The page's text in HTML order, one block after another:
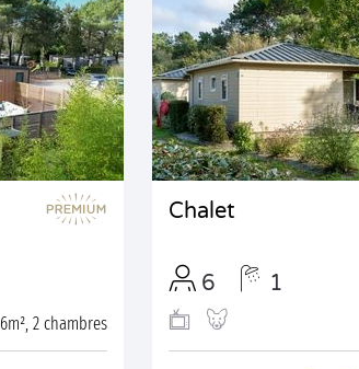
2 chambres
Chalet
6 1